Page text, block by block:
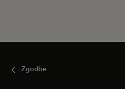
Zgodbe